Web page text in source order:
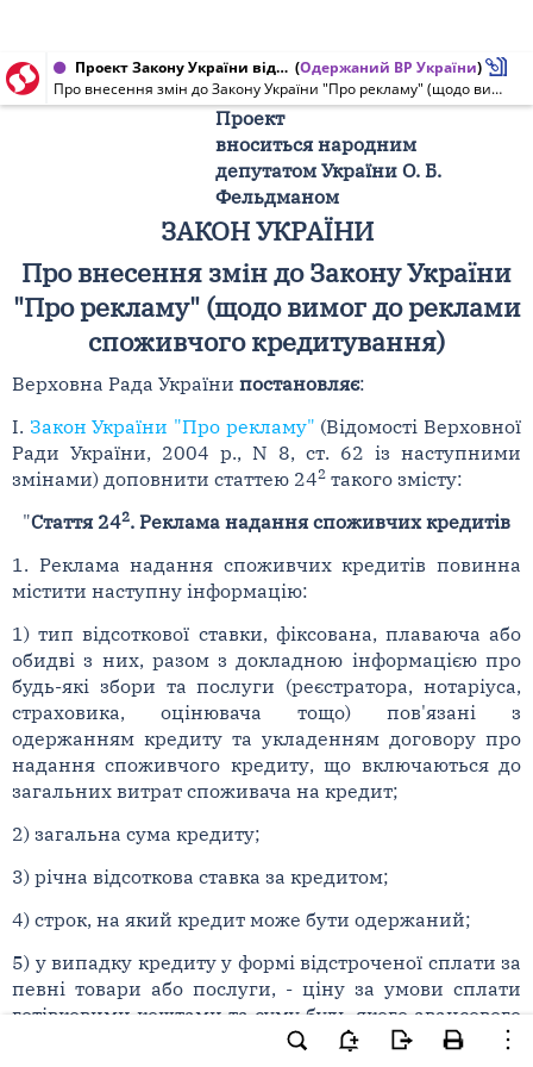
Проект Закону України від 03.07.2013 № 2492а (Одержаний ВР України)
Про внесення змін до Закону України "Про рекламу" (щодо вимог до реклами споживчого кредитування)